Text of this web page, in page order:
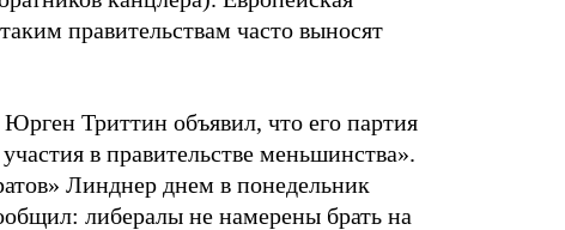
правительствам часто выносят
Триттин объявил, что его партия
в правительстве меньшинства».
Линднер днем в понедельник
либералы не намерены брать на